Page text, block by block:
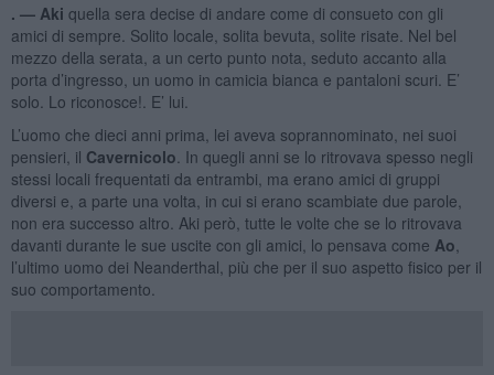
. — Aki quella sera decise di andare come di consueto con gli
amici di sempre. Solito locale, solita bevuta, solite risate. Nel bel
mezzo della serata, a un certo punto nota, seduto accanto alla
porta d’ingresso, un uomo in camicia bianca e pantaloni scuri. E’
solo. Lo riconosce!. E’ lui.
L’uomo che dieci anni prima, lei aveva soprannominato, nei suoi
pensieri, il Cavernicolo . In quegli anni se lo ritrovava spesso negli
stessi locali frequentati da entrambi, ma erano amici di gruppi
diversi e, a parte una volta, in cui si erano scambiate due parole,
non era successo altro. Aki però, tutte le volte che se lo ritrovava
davanti durante le sue uscite con gli amici, lo pensava come Ao
l’ultimo uomo dei Neanderthal, più che per il suo aspetto fisico per il
suo comportamento.